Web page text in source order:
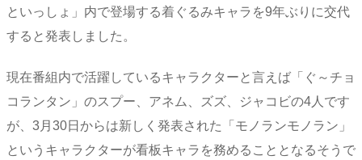
といっしょ」内で登場する着ぐるみキャラを9年ぶりに交代
すると発表しました。
現在番組内で活躍しているキャラクターと言えば「ぐ～チョ
コランタン」のスプー、アネム、ズズ、ジャコビの4人です
が、3月30日からは新しく発表された「モノランモノラン」
というキャラクターが看板キャラを務めることとなるそうで